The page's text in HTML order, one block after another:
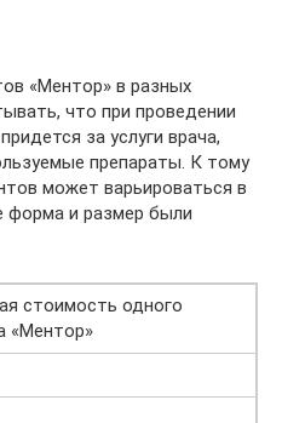
«Ментор» в разных
что при проведении
за услуги врача,
препараты. К тому
может варьироваться в
форма и размер были
стоимость одного
«Ментор»